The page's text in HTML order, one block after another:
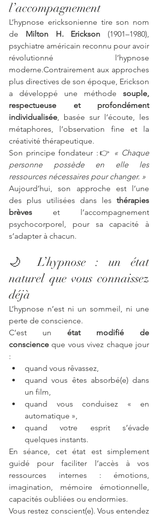
l’accompagnement
L’hypnose ericksonienne tire son nom
de Milton H. Erickson (1901–1980),
psychiatre américain reconnu pour avoir
révolutionné l’hypnose
moderne.Contrairement aux approches
plus directives de son époque, Erickson
a développé une méthode souple,
respectueuse et profondément
individualisée, basée sur l’écoute, les
métaphores, l’observation fine et la
créativité thérapeutique.
Son principe fondateur :👉 « Chaque
personne possède en elle les
ressources nécessaires pour changer. »
Aujourd’hui, son approche est l’une
des plus utilisées dans les thérapies
brèves et l’accompagnement
psychocorporel, pour sa capacité à
s’adapter à chacun.
🌙 L’hypnose : un état
naturel que vous connaissez
déjà
L’hypnose n’est ni un sommeil, ni une
perte de conscience.
C’est un état modifié de
conscience que vous vivez chaque jour
:
quand vous rêvassez,
quand vous êtes absorbé(e) dans
un film,
quand vous conduisez « en
automatique »,
quand votre esprit s’évade
quelques instants.
En séance, cet état est simplement
guidé pour faciliter l’accès à vos
ressources internes : émotions,
imagination, mémoire émotionnelle,
capacités oubliées ou endormies.
Vous restez conscient(e). Vous entendez